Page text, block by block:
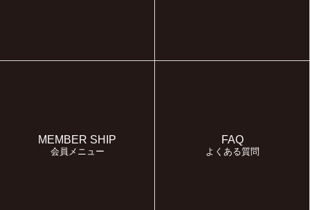
MEMBER SHIP
会員メニュー
FAQ
よくある質問